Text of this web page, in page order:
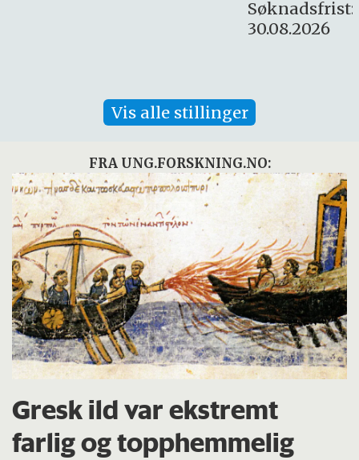
Vis alle stillinger
FRA UNG.FORSKNING.NO:
Gresk ild var ekstremt
farlig og topphemmelig